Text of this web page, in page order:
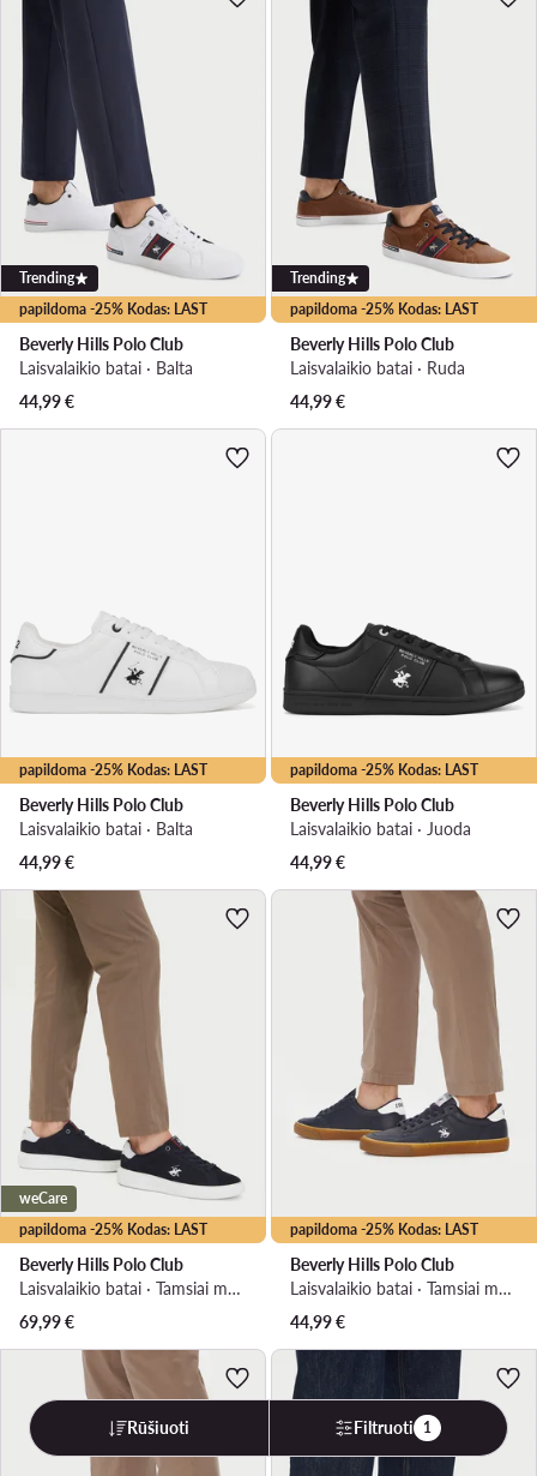
papildoma -25% Kodas: LAST
Trending
Beverly Hills Polo Club
Laisvalaikio batai · Balta
44,99€
papildoma -25% Kodas: LAST
Trending
Beverly Hills Polo Club
Laisvalaikio batai · Ruda
44,99€
papildoma -25% Kodas: LAST
Beverly Hills Polo Club
Laisvalaikio batai · Balta
44,99€
papildoma -25% Kodas: LAST
Beverly Hills Polo Club
Laisvalaikio batai · Juoda
44,99€
papildoma -25% Kodas: LAST
weCare
Beverly Hills Polo Club
Laisvalaikio batai · Tamsiai mėlyna
69,99€
papildoma -25% Kodas: LAST
Beverly Hills Polo Club
Laisvalaikio batai · Tamsiai mėlyna
44,99€
Rūšiuoti Filtruoti 1